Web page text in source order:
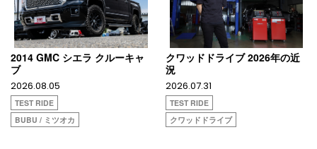
2014 GMC シエラ クルーキャ
ブ
2026.08.05
TEST RIDE
BUBU / ミツオカ
クワッドドライブ 2026年の近
況
2026.07.31
TEST RIDE
クワッドドライブ